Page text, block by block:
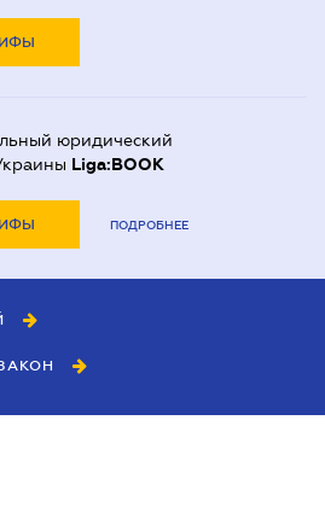
юридический
Liga:BOOK
ПОДРОБНЕЕ